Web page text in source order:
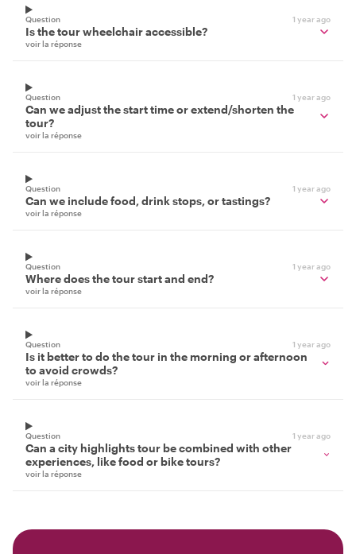
Question 1 year ago
Is the tour wheelchair accessible?
voir la réponse
Question 1 year ago
Can we adjust the start time or extend/shorten the
tour?
voir la réponse
Question 1 year ago
Can we include food, drink stops, or tastings?
voir la réponse
Question 1 year ago
Where does the tour start and end?
voir la réponse
Question 1 year ago
Is it better to do the tour in the morning or afternoon
to avoid crowds?
voir la réponse
Question 1 year ago
Can a city highlights tour be combined with other
experiences, like food or bike tours?
voir la réponse